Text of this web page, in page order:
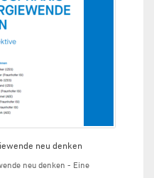
neu denken
neu denken - Eine